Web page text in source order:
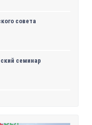
совета
семинар